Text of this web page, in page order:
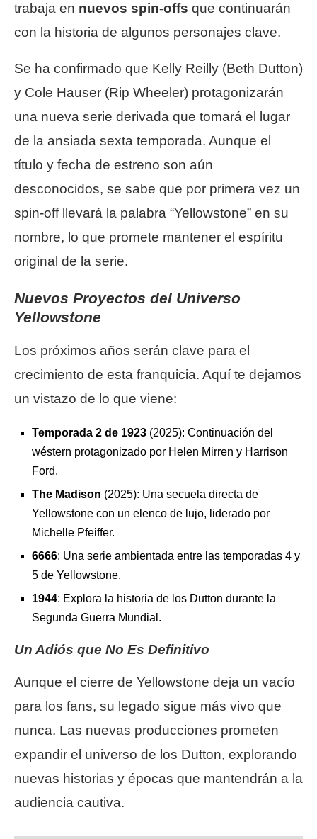
trabaja en nuevos spin-offs que continuarán
con la historia de algunos personajes clave.
Se ha confirmado que Kelly Reilly (Beth Dutton)
y Cole Hauser (Rip Wheeler) protagonizarán
una nueva serie derivada que tomará el lugar
de la ansiada sexta temporada. Aunque el
título y fecha de estreno son aún
desconocidos, se sabe que por primera vez un
spin-off llevará la palabra “Yellowstone” en su
nombre, lo que promete mantener el espíritu
original de la serie.
Nuevos Proyectos del Universo
Yellowstone
Los próximos años serán clave para el
crecimiento de esta franquicia. Aquí te dejamos
un vistazo de lo que viene:
Temporada 2 de 1923 (2025): Continuación del
wéstern protagonizado por Helen Mirren y Harrison
Ford.
The Madison (2025): Una secuela directa de
Yellowstone con un elenco de lujo, liderado por
Michelle Pfeiffer.
6666: Una serie ambientada entre las temporadas 4 y
5 de Yellowstone.
1944: Explora la historia de los Dutton durante la
Segunda Guerra Mundial.
Un Adiós que No Es Definitivo
Aunque el cierre de Yellowstone deja un vacío
para los fans, su legado sigue más vivo que
nunca. Las nuevas producciones prometen
expandir el universo de los Dutton, explorando
nuevas historias y épocas que mantendrán a la
audiencia cautiva.